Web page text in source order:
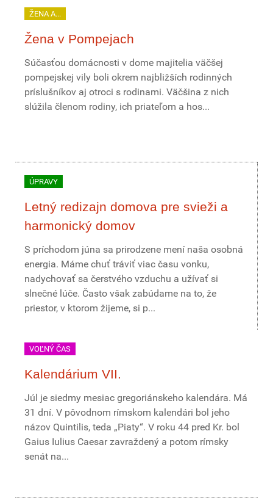
ŽENA A...
Žena v Pompejach
Súčasťou domácnosti v dome majitelia väčšej
pompejskej vily boli okrem najbližších rodinných
príslušníkov aj otroci s rodinami. Väčšina z nich
slúžila členom rodiny, ich priateľom a hos...
ÚPRAVY
Letný redizajn domova pre svieži a
harmonický domov
S príchodom júna sa prirodzene mení naša osobná
energia. Máme chuť tráviť viac času vonku,
nadychovať sa čerstvého vzduchu a užívať si
slnečné lúče. Často však zabúdame na to, že
priestor, v ktorom žijeme, si p...
VOĽNÝ ČAS
Kalendárium VII.
Júl je siedmy mesiac gregoriánskeho kalendára. Má
31 dní. V pôvodnom rímskom kalendári bol jeho
názov Quintilis, teda „Piaty“. V roku 44 pred Kr. bol
Gaius Iulius Caesar zavraždený a potom rímsky
senát na...